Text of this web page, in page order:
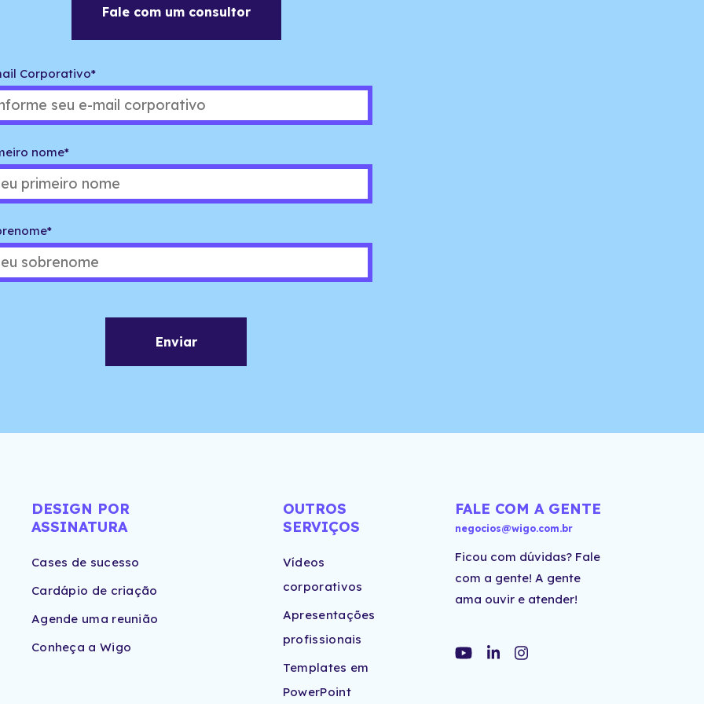
Fale com um consultor
Corporativo*
nome*
*
DESIGN POR
ASSINATURA
Cases de sucesso
Cardápio de criação
Agende uma reunião
Conheça a Wigo
OUTROS
SERVIÇOS
Vídeos
corporativos
Apresentações
profissionais
Templates em
PowerPoint
FALE COM A GENTE
negocios@wigo.com.br
Ficou com dúvidas? Fale
com a gente! A gente
ama ouvir e atender!